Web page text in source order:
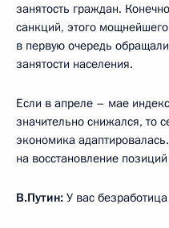
занятость граждан.
санкций, этого
в первую очередь
занятости населения.
Если в апреле – мае
значительно снижался, то
экономика
на восстановление
В.Путин: У вас